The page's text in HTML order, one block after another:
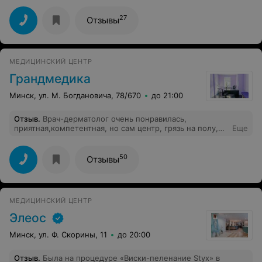
Отзывы27
МЕДИЦИНСКИЙ ЦЕНТР
Грандмедика
Минск, ул. М. Богдановича, 78/670 до 21:00
Отзыв. Врач-дерматолог очень понравилась,
приятная,компетентная, но сам центр, грязь на полу,
вмешательство, даже гинеколог, то я бы ни за что не
пошла.
Еще
Отзывы50
МЕДИЦИНСКИЙ ЦЕНТР
Элеос
Минск, ул. Ф. Скорины, 11 до 20:00
Отзыв. Была на процедуре «Виски-пеленание Styx» в